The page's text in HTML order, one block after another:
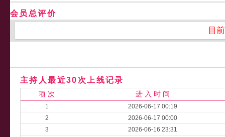
会员总评价
目
主持人最近30次上线记录
项 次 进 入 时 间
1
2026-06-17 00:19
2
2026-06-17 00:00
3
2026-06-16 23:31